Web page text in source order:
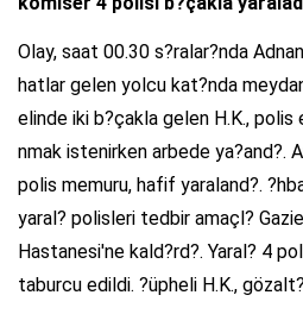
Olay, saat 00.30 s?ralar?nda
hatlar gelen yolcu kat?nda
elinde iki b?çakla gelen H.K.,
nmak istenirken arbede ya?and?.
polis memuru, hafif yaraland?.
yaral? polisleri tedbir amaçl?
Hastanesi'ne kald?rd?. Yaral? 4
taburcu edildi. ?üpheli H.K.,